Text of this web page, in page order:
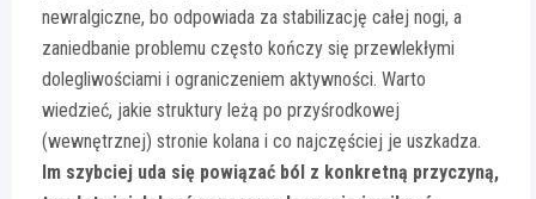
newralgiczne, bo odpowiada za stabilizację całej nogi, a
zaniedbanie problemu często kończy się przewlekłymi
dolegliwościami i ograniczeniem aktywności. Warto
wiedzieć, jakie struktury leżą po przyśrodkowej
(wewnętrznej) stronie kolana i co najczęściej je uszkadza.
Im szybciej uda się powiązać ból z konkretną przyczyną,